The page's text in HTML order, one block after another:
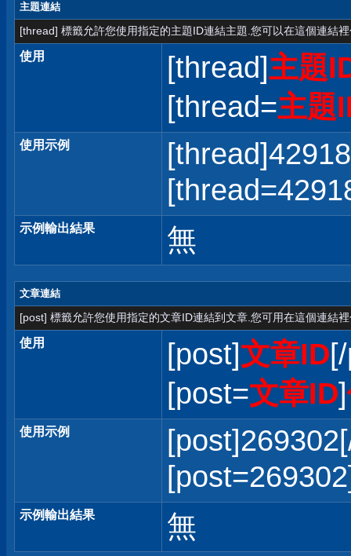
主題連結
[thread] 標籤允許您使用指定的主題ID連結主題.您可以在這個連結
使用 [thread]主題
[thread=主題
使用示例
示例輸出結果 無
文章連結
[post] 標籤允許您使用指定的文章ID連結到文章.您可用在這個連結
使用 [post]文章ID
[post=文章ID]
使用示例
示例輸出結果 無